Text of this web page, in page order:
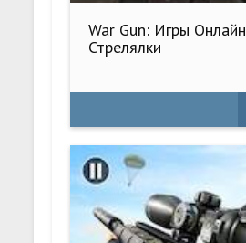
War Gun: Игры Онлайн
Стрелялки